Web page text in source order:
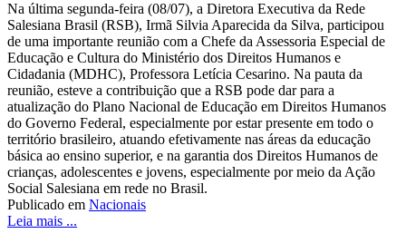
Na última segunda-feira (08/07), a Diretora Executiva da Rede
Salesiana Brasil (RSB), Irmã Silvia Aparecida da Silva, participou
de uma importante reunião com a Chefe da Assessoria Especial de
Educação e Cultura do Ministério dos Direitos Humanos e
Cidadania (MDHC), Professora Letícia Cesarino. Na pauta da
reunião, esteve a contribuição que a RSB pode dar para a
atualização do Plano Nacional de Educação em Direitos Humanos
do Governo Federal, especialmente por estar presente em todo o
território brasileiro, atuando efetivamente nas áreas da educação
básica ao ensino superior, e na garantia dos Direitos Humanos de
crianças, adolescentes e jovens, especialmente por meio da Ação
Social Salesiana em rede no Brasil.
Publicado em Nacionais
Leia mais ...